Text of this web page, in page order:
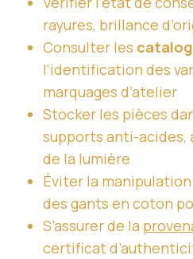
rayures, brillance
Consulter les
l’identification des
marquages d’atelier
Stocker les pièces
supports anti-acides,
de la lumière
Éviter la
des gants en coton
S’assurer de la
certificat